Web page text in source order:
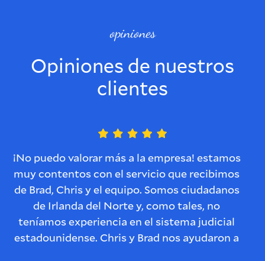
opiniones
Opiniones de nuestros
clientes
¡No puedo valorar más a la empresa! estamos
muy contentos con el servicio que recibimos
de Brad, Chris y el equipo. Somos ciudadanos
de Irlanda del Norte y, como tales, no
teníamos experiencia en el sistema judicial
estadounidense. Chris y Brad nos ayudaron a